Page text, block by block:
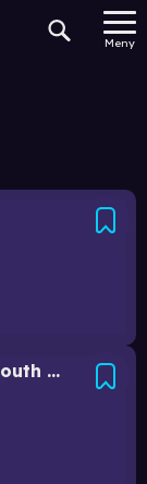
Meny
LOL: Last One Laughing South Africa